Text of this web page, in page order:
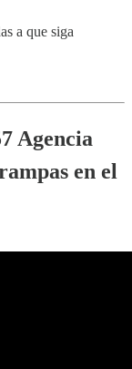
a que siga
Agencia
en el